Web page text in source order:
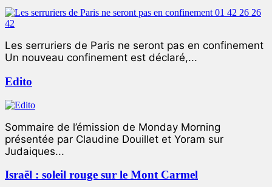
Les serruriers de Paris ne seront pas en confinement
Un nouveau confinement est déclaré,...
Edito
Sommaire de l’émission de Monday Morning
présentée par Claudine Douillet et Yoram sur
Judaiques...
Israël : soleil rouge sur le Mont Carmel